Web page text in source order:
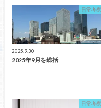
日常考察
2025.9.30
2025年9月を総括
日常考察